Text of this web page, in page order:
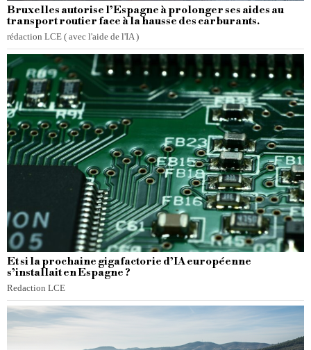
Bruxelles autorise l’Espagne à prolonger ses aides au
transport routier face à la hausse des carburants.
rédaction LCE ( avec l'aide de l'IA )
Et si la prochaine gigafactorie d’IA européenne
s’installait en Espagne ?
Redaction LCE